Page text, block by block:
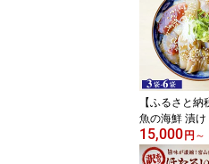
【ふるさと
魚の海鮮 漬
袋-6袋 | 漬け
鮮漬け丼 魚
15,000円 ～